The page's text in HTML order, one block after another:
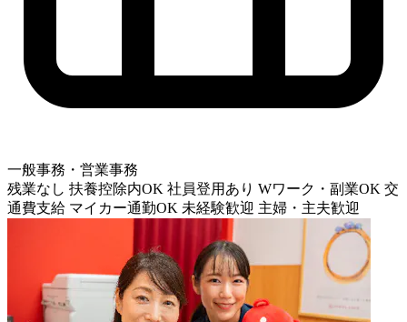
一般事務・営業事務
残業なし 扶養控除内OK 社員登用あり Wワーク・副業OK 交
通費支給 マイカー通勤OK 未経験歓迎 主婦・主夫歓迎